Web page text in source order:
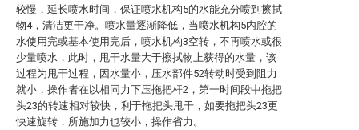
较慢，延长喷水时间，保证喷水机构5的水能充分喷到擦拭
物4，清洁更干净。喷水量逐渐降低，当喷水机构5内腔的
水使用完或基本使用完后，喷水机构3空转，不再喷水或很
少量喷水，此时，甩干水量大于擦拭物上获得的水量，该
过程为甩干过程，因水量小，压水部件52转动时受到阻力
就小，操作者在以相同力下压拖把杆2，第一时间段中拖把
头23的转速相对较快，利于拖把头甩干，如要拖把头23更
快速旋转，所施加力也较小，操作省力。